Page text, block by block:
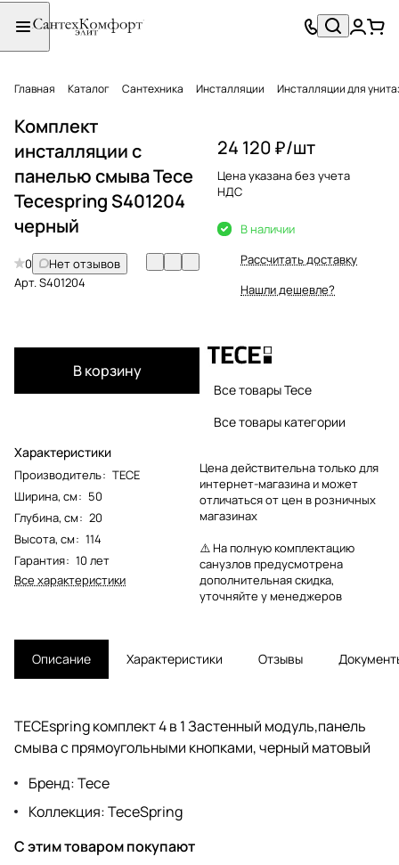
Главная Каталог Сантехника Инсталляции Инсталляции для
Комплект
инсталляции с
панелью смыва Tece
Tecespring S401204
черный
0
Нет отзывов
Арт.S401204
В корзину
Характеристики
Производитель: TECE
Ширина, см: 50
Глубина, см: 20
Высота, см: 114
Гарантия: 10 лет
Все характеристики
24 120 ₽/шт
Цена указана без учета
НДС
В наличии
Рассчитать доставку
Нашли дешевле?
Все товары Tece
Все товары категории
Цена действительна только для
интернет-магазина и может
отличаться от цен в розничных
магазинах
⚠️ На полную комплектацию
санузлов предусмотрена
дополнительная скидка,
уточняйте у менеджеров
Описание Характеристики Отзывы
TECEspring комплект 4 в 1 Застенный модуль,панель
смыва с прямоугольными кнопками, черный матовый
Бренд: Tece
Коллекция: TeceSpring
С этим товаром покупают